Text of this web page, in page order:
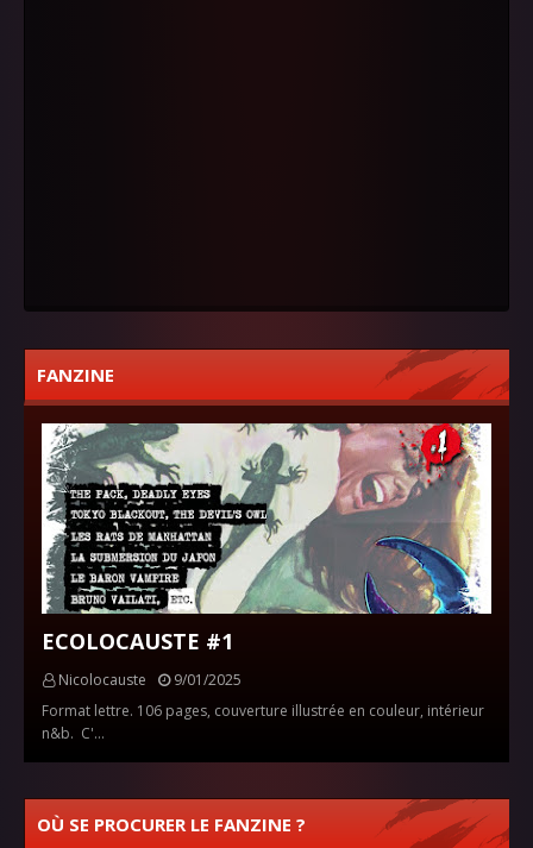
FANZINE
ECOLOCAUSTE #1
Nicolocauste
9/01/2025
Format lettre. 106 pages, couverture illustrée en couleur, intérieur
n&b. C'…
OÙ SE PROCURER LE FANZINE ?